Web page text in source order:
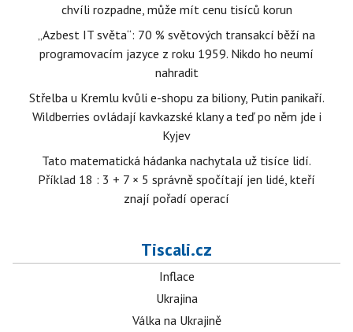
chvíli rozpadne, může mít cenu tisíců korun
„Azbest IT světa“: 70 % světových transakcí běží na
programovacím jazyce z roku 1959. Nikdo ho neumí
nahradit
Střelba u Kremlu kvůli e-shopu za biliony, Putin panikaří.
Wildberries ovládají kavkazské klany a teď po něm jde i
Kyjev
Tato matematická hádanka nachytala už tisíce lidí.
Příklad 18 : 3 + 7 × 5 správně spočítají jen lidé, kteří
znají pořadí operací
Tiscali.cz
Inflace
Ukrajina
Válka na Ukrajině